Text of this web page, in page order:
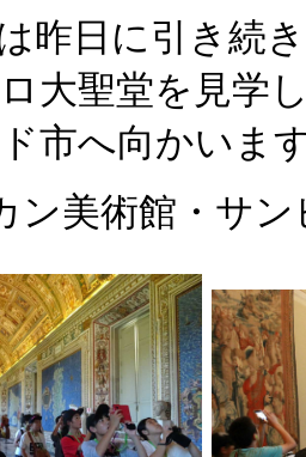
昨日に引き続き
大聖堂を見学
市へ向かいま
ン美術館・サ